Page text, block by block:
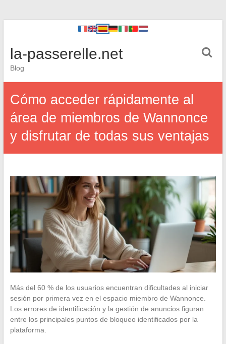
la-passerelle.net
Blog
Cómo acceder rápidamente al
área de miembros de Wannonce
y disfrutar de todas sus ventajas
Más del 60 % de los usuarios encuentran dificultades al iniciar
sesión por primera vez en el espacio miembro de Wannonce.
Los errores de identificación y la gestión de anuncios figuran
entre los principales puntos de bloqueo identificados por la
plataforma.